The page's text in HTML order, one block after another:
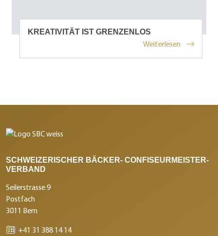
KREATIVITÄT IST GRENZENLOS
Weiterlesen
SCHWEIZERISCHER BÄCKER- CONFISEURMEISTER-
VERBAND
Seilerstrasse 9
Postfach
3011 Bern
+41 31 388 14 14